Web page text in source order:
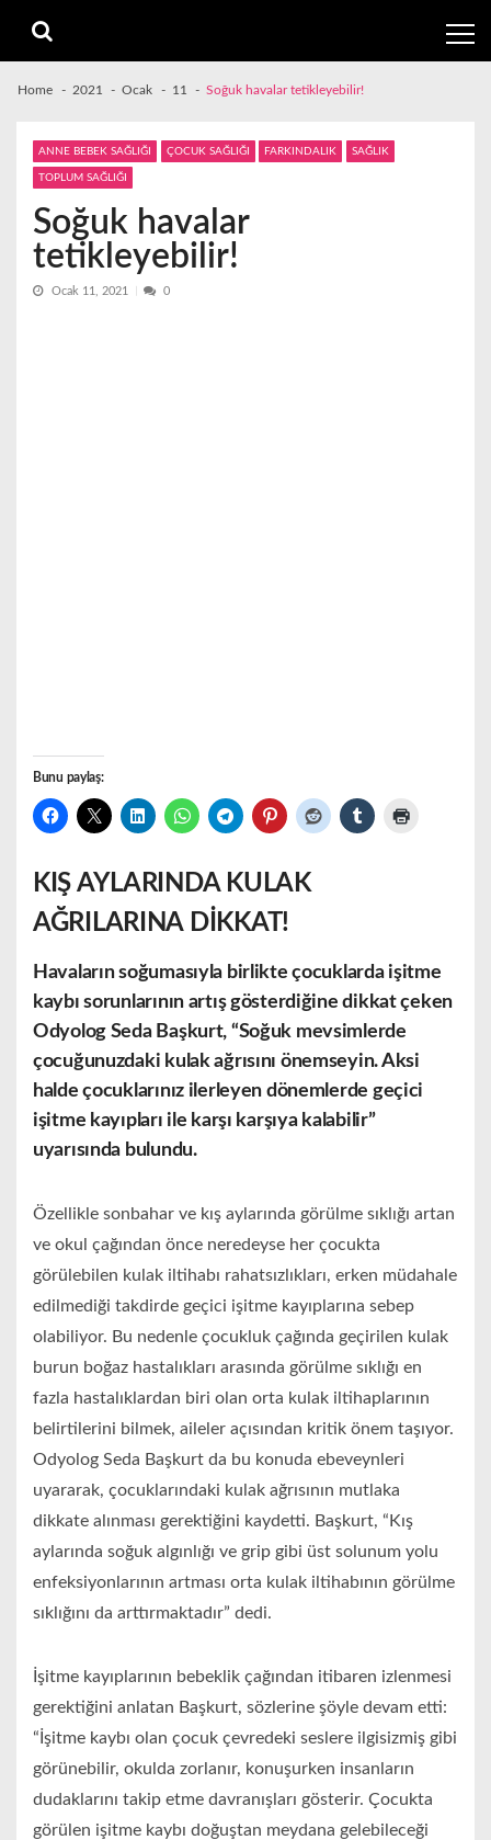
navigation
content
Home 2021 Ocak 11 Soğuk havalar tetikleyebilir!
ANNE BEBEK SAĞLIĞI ÇOCUK SAĞLIĞI FARKINDALIK SAĞLIK
TOPLUM SAĞLIĞI
Soğuk havalar
tetikleyebilir!
Ocak 11, 2021 0
Bunu paylaş:
KIŞ AYLARINDA KULAK
AĞRILARINA DİKKAT!
Havaların soğumasıyla birlikte çocuklarda işitme
kaybı sorunlarının artış gösterdiğine dikkat çeken
Odyolog Seda Başkurt, “Soğuk mevsimlerde
çocuğunuzdaki kulak ağrısını önemseyin. Aksi
halde çocuklarınız ilerleyen dönemlerde geçici
işitme kayıpları ile karşı karşıya kalabilir”
uyarısında bulundu.
Özellikle sonbahar ve kış aylarında görülme sıklığı artan
ve okul çağından önce neredeyse her çocukta
görülebilen kulak iltihabı rahatsızlıkları, erken müdahale
edilmediği takdirde geçici işitme kayıplarına sebep
olabiliyor. Bu nedenle çocukluk çağında geçirilen kulak
burun boğaz hastalıkları arasında görülme sıklığı en
fazla hastalıklardan biri olan orta kulak iltihaplarının
belirtilerini bilmek, aileler açısından kritik önem taşıyor.
Odyolog Seda Başkurt da bu konuda ebeveynleri
uyararak, çocuklarındaki kulak ağrısının mutlaka
dikkate alınması gerektiğini kaydetti. Başkurt, “Kış
aylarında soğuk algınlığı ve grip gibi üst solunum yolu
enfeksiyonlarının artması orta kulak iltihabının görülme
sıklığını da arttırmaktadır” dedi.
İşitme kayıplarının bebeklik çağından itibaren izlenmesi
gerektiğini anlatan Başkurt, sözlerine şöyle devam etti:
“İşitme kaybı olan çocuk çevredeki seslere ilgisizmiş gibi
görünebilir, okulda zorlanır, konuşurken insanların
dudaklarını takip etme davranışları gösterir. Çocukta
görülen işitme kaybı doğuştan meydana gelebileceği